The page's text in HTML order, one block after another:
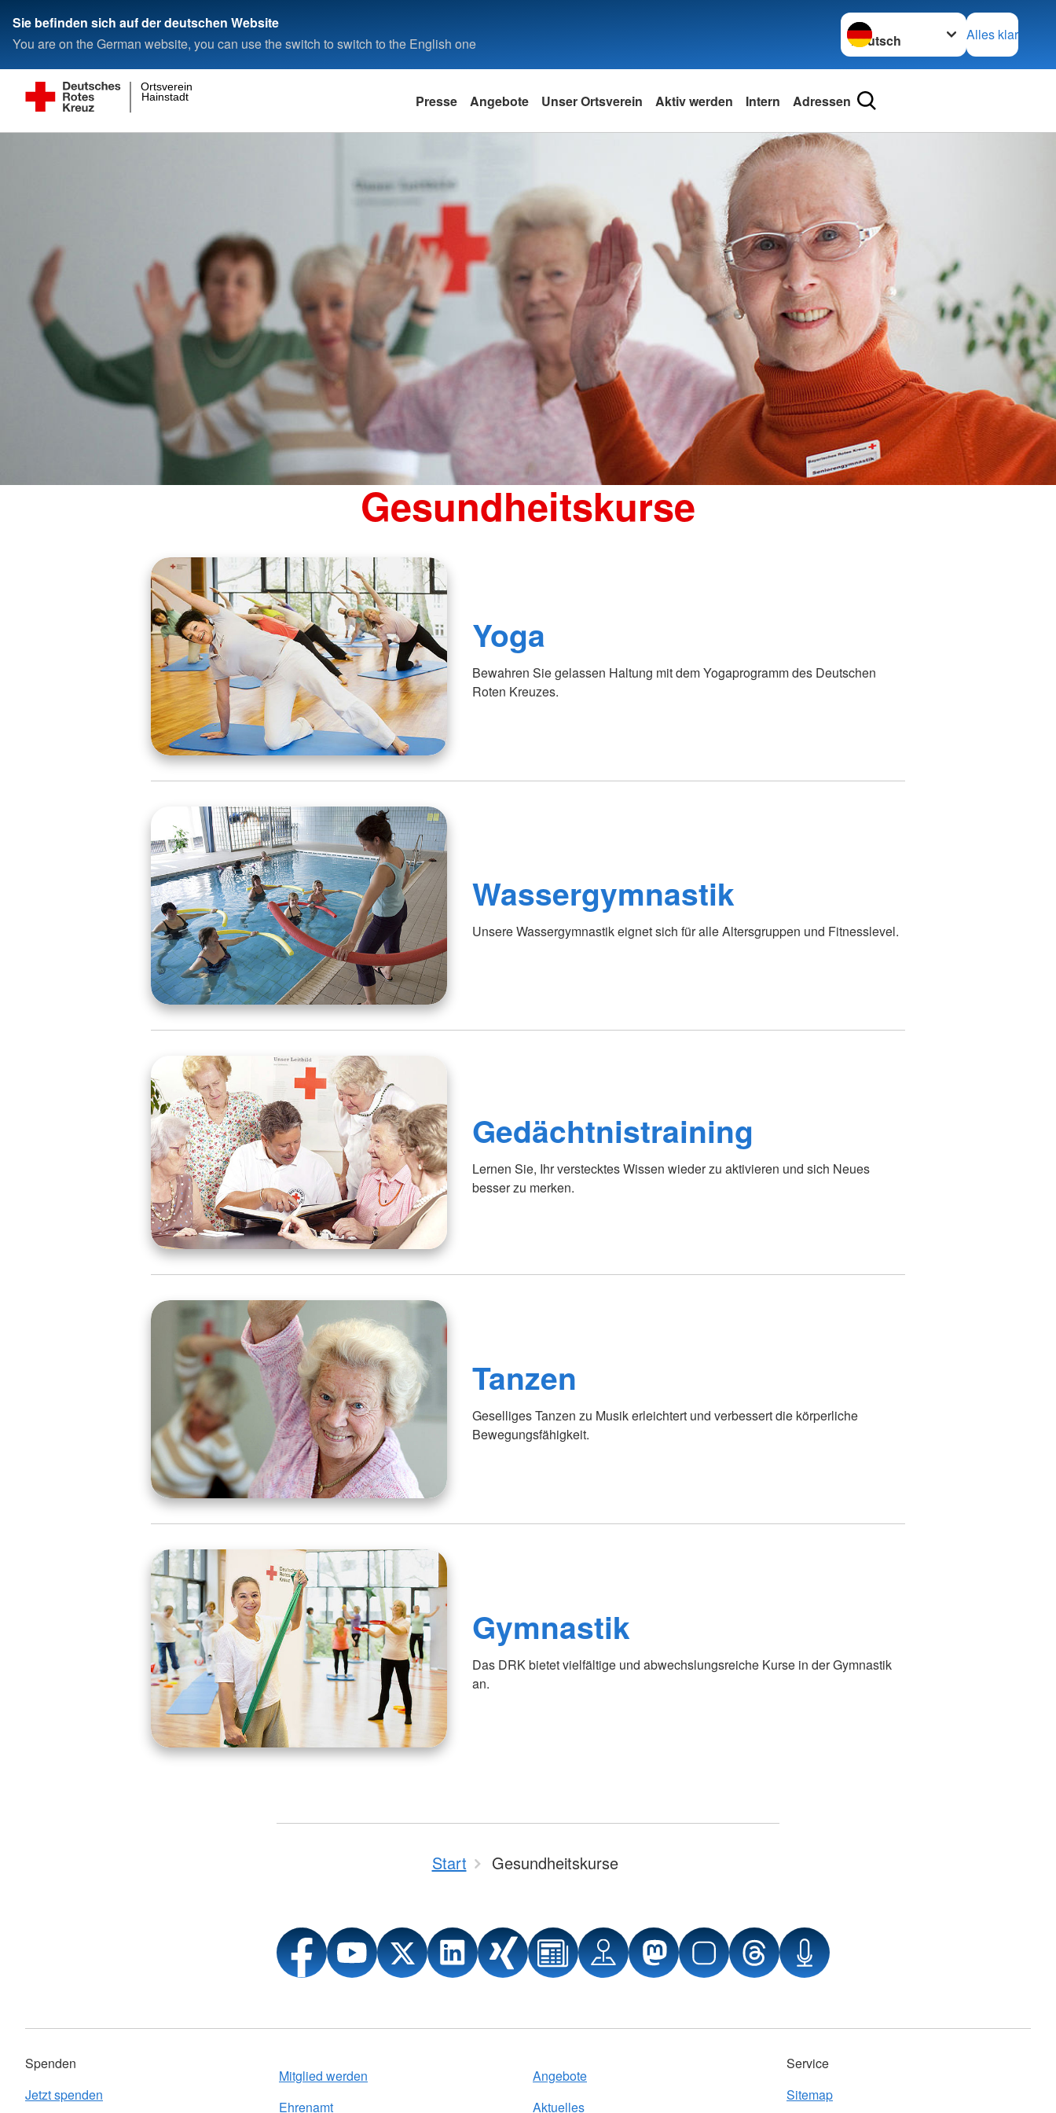
Sie befinden sich auf der deutschen Website
You are on the German website, you can use the switch to switch to the English one
Sprache wechseln zu
Alles klar
Hainstadt
Ortsverein
Presse Angebote Unser Ortsverein Aktiv werden Intern Adressen
Gesundheitskurse
Yoga
Bewahren Sie gelassen Haltung mit dem Yogaprogramm des Deutschen
Roten Kreuzes.
Wassergymnastik
Unsere Wassergymnastik eignet sich für alle Altersgruppen und Fitnesslevel.
Gedächtnistraining
Lernen Sie, Ihr verstecktes Wissen wieder zu aktivieren und sich Neues
besser zu merken.
Tanzen
Geselliges Tanzen zu Musik erleichtert und verbessert die körperliche
Bewegungsfähigkeit.
Gymnastik
Das DRK bietet vielfältige und abwechslungsreiche Kurse in der Gymnastik
an.
Start Gesundheitskurse
Spenden
Jetzt spenden
Mitglied werden
Ehrenamt
Angebote
Aktuelles
Service
Sitemap